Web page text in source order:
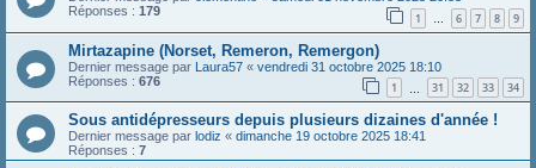
Réponses : 179 1 … 6 7 8 9
Mirtazapine (Norset, Remeron, Remergon)
Dernier message par Laura57 « vendredi 31 octobre 2025 18:10
Réponses : 676 1 31 32 33 34
Sous antidépresseurs depuis plusieurs dizaines d'année !
Dernier message par lodiz « dimanche 19 octobre 2025 18:41
Réponses : 7